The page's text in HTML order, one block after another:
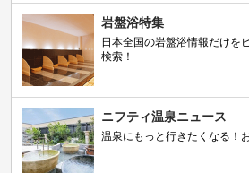
岩盤浴特集
日本全国の岩盤浴情報だけを
検索！
ニフティ温泉ニュース
温泉にもっと行きたくなる！